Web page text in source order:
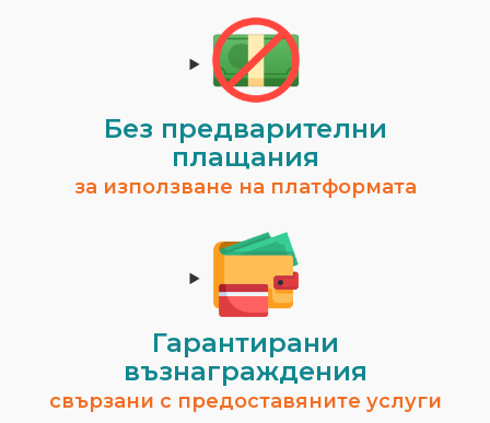
Без предварителни
плащания
за използване на платформата
Гарантирани
възнаграждения
свързани с предоставяните услуги